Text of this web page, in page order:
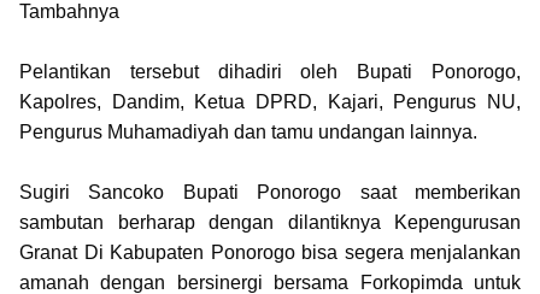
Tambahnya
Pelantikan tersebut dihadiri oleh Bupati Ponorogo,
Kapolres, Dandim, Ketua DPRD, Kajari, Pengurus NU,
Pengurus Muhamadiyah dan tamu undangan lainnya.
Sugiri Sancoko Bupati Ponorogo saat memberikan
sambutan berharap dengan dilantiknya Kepengurusan
Granat Di Kabupaten Ponorogo bisa segera menjalankan
amanah dengan bersinergi bersama Forkopimda untuk